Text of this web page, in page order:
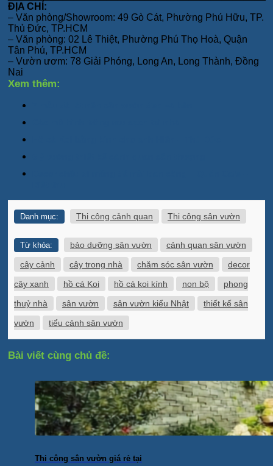
ĐỊA CHỈ:
– Văn phòng/Showroom: 49 Gò Cát, Phường Phú Hữu, TP.
Thủ Đức, TP.HCM
– Văn phòng: 02 Lê Thiệt, Phường Phú Thọ Hoà, Quận
Tân Phú, TP.HCM
– Vườn ươm: 78 Giải Phóng, Long An, Long Thành, Đồng
Nai
Xem thêm:
Danh mục: Thi công cảnh quan Thi công sân vườn
Từ khóa: bảo dưỡng sân vườn
cảnh quan sân vườn
cây cảnh
cây trong nhà chăm sóc sân vườn
decor
cây xanh
hồ cá Koi hồ cá koi kính non bộ
phong
thuỷ nhà
sân vườn sân vườn kiểu Nhật
thiết kế sân
vườn
tiểu cảnh sân vườn
Bài viết cùng chủ đề:
Thi công sân vườn giá rẻ tại